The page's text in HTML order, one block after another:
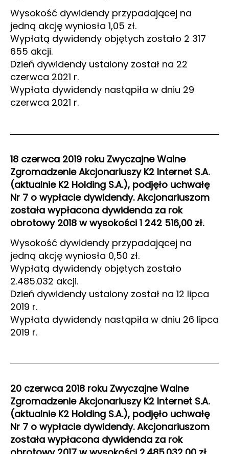
Wysokość dywidendy przypadającej na
jedną akcję wyniosła 1,05 zł.
Wypłatą dywidendy objętych zostało 2 317
655 akcji.
Dzień dywidendy ustalony został na 22
czerwca 2021 r.
Wypłata dywidendy nastąpiła w dniu 29
czerwca 2021 r.
18 czerwca 2019 roku Zwyczajne Walne
Zgromadzenie Akcjonariuszy K2 Internet S.A.
(aktualnie K2 Holding S.A.), podjęło uchwałę
Nr 7 o wypłacie dywidendy. Akcjonariuszom
została wypłacona dywidenda za rok
obrotowy 2018 w wysokości 1 242 516,00 zł.
Wysokość dywidendy przypadającej na
jedną akcję wyniosła 0,50 zł.
Wypłatą dywidendy objętych zostało
2.485.032 akcji.
Dzień dywidendy ustalony został na 12 lipca
2019 r.
Wypłata dywidendy nastąpiła w dniu 26 lipca
2019 r.
20 czerwca 2018 roku Zwyczajne Walne
Zgromadzenie Akcjonariuszy K2 Internet S.A.
(aktualnie K2 Holding S.A.), podjęło uchwałę
Nr 7 o wypłacie dywidendy. Akcjonariuszom
została wypłacona dywidenda za rok